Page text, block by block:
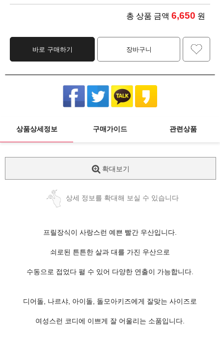
총 상품 금액 6,650 원
바로 구매하기 장바구니
상품상세정보 구매가이드 관련상품
확대보기
상세 정보를 확대해 보실 수 있습니다
프릴장식이 사랑스런 예쁜 빨간 우산입니다.
쇠로된 튼튼한 살과 대를 가진 우산으로
수동으로 접었다 펼 수 있어 다양한 연출이 가능합니다.
디어돌, 나르샤, 아이돌, 돌모아키즈에게 잘맞는 사이즈로
여성스런 코디에 이쁘게 잘 어울리는 소품입니다.